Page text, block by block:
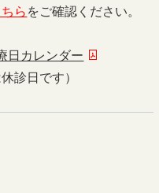
らをご確認ください。
日カレンダー
診日です）